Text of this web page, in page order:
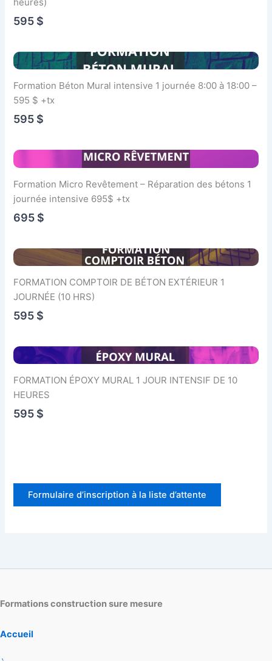
595 $
Formation Béton Mural intensive 1 journée 8:00 à 18:00 –
595 $ +tx
595 $
Formation Micro Revêtement – Réparation des bétons 1
journée intensive 695$ +tx
695 $
FORMATION COMPTOIR DE BÉTON EXTÉRIEUR 1
JOURNÉE (10 HRS)
595 $
FORMATION ÉPOXY MURAL 1 JOUR INTENSIF DE 10
HEURES
595 $
Formulaire d’inscription à la liste d’attente
Formations construction sure mesure
Accueil